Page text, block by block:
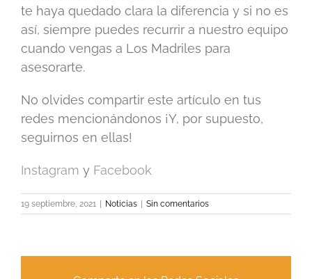
te haya quedado clara la diferencia y si no es
así, siempre puedes recurrir a nuestro equipo
cuando vengas a Los Madriles para
asesorarte.
No olvides compartir este artículo en tus
redes mencionándonos ¡Y, por supuesto,
seguirnos en ellas!
Instagram y Facebook
19 septiembre, 2021 | Noticias | Sin comentarios